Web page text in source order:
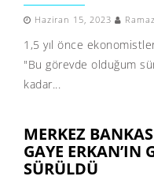
Haziran 15, 2023
1,5 yıl önce
"Bu görevde olduğum
kadar...
MERKEZ
GAYE ERKAN’IN
SÜRÜLDÜ